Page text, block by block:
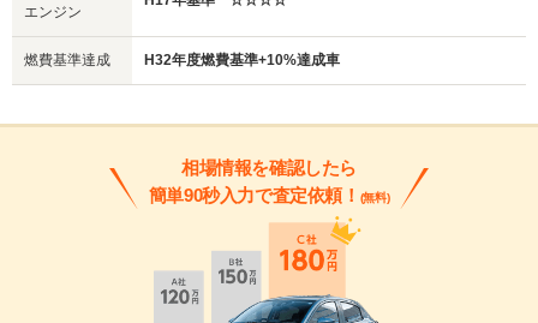
エンジン
燃費基準達成 H32年度燃費基準+10%達成車
相場情報を確認したら
簡単90秒入力で査定依頼！ (無料)